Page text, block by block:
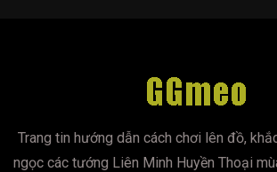
Trang tin hướng dẫn cách chơi lên đồ,
ngọc các tướng Liên Minh Huyền Thoại